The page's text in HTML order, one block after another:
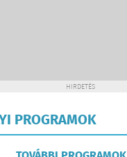
HIRDETÉS
PROGRAMOK